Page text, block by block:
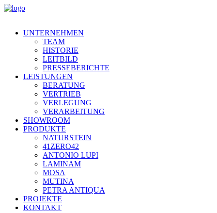
UNTERNEHMEN
TEAM
HISTORIE
LEITBILD
PRESSEBERICHTE
LEISTUNGEN
BERATUNG
VERTRIEB
VERLEGUNG
VERARBEITUNG
SHOWROOM
PRODUKTE
NATURSTEIN
41ZERO42
ANTONIO LUPI
LAMINAM
MOSA
MUTINA
PETRA ANTIQUA
PROJEKTE
KONTAKT